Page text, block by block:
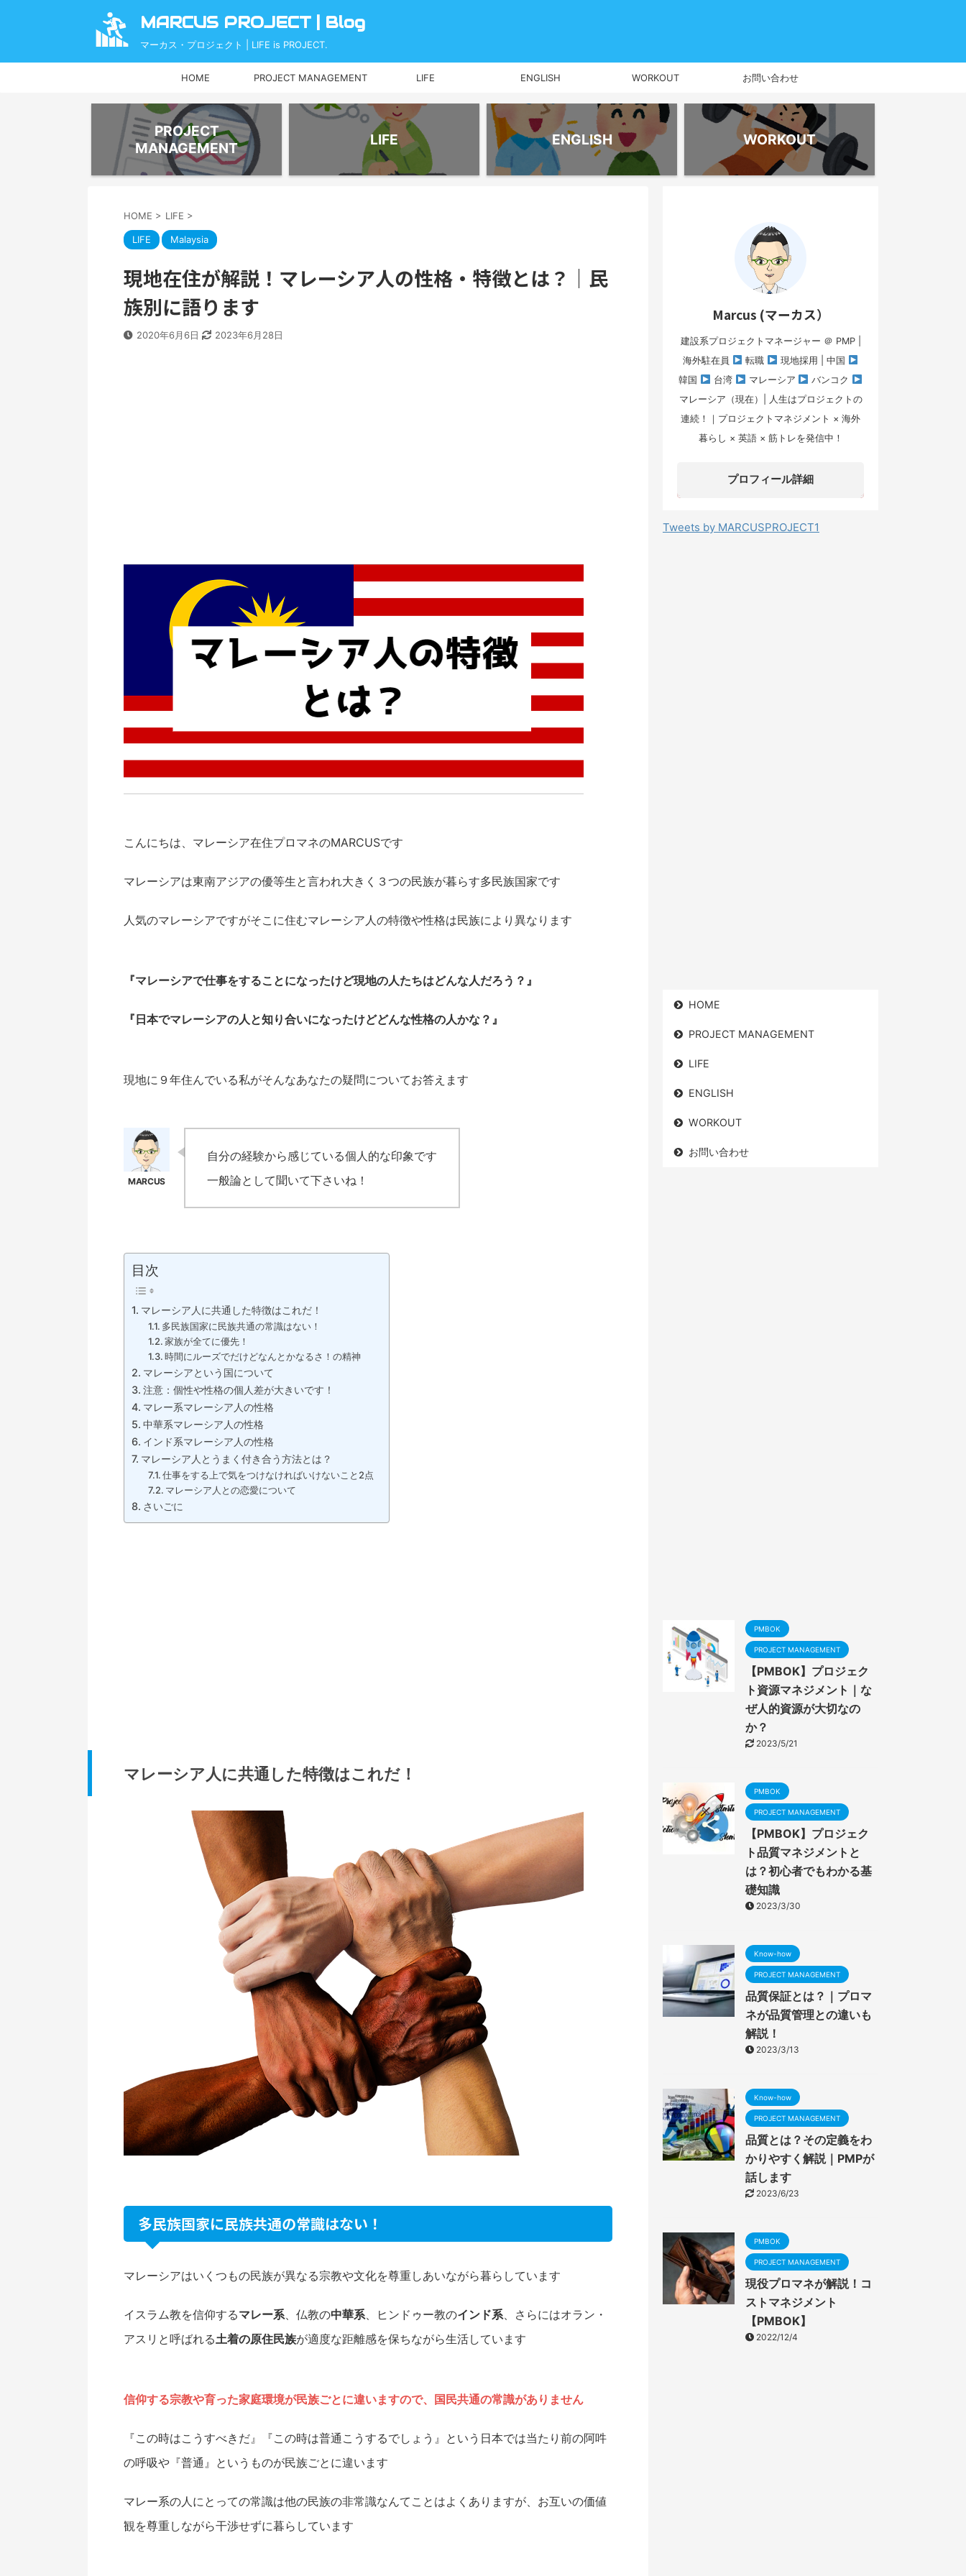
MARCUS PROJECT | Blog
マーカス・プロジェクト | LIFE is PROJECT.
HOME PROJECT MANAGEMENT LIFE ENGLISH WORKOUT お問い合わせ
PROJECT
MANAGEMENT
LIFE ENGLISH WORKOUT
HOME > LIFE >
LIFE Malaysia
現地在住が解説！マレーシア人の性格・特徴とは？｜民
族別に語ります
2020年6月6日 2023年6月28日
こんにちは、マレーシア在住プロマネのMARCUSです
マレーシアは東南アジアの優等生と言われ大きく３つの民族が暮らす多民族国家です
人気のマレーシアですがそこに住むマレーシア人の特徴や性格は民族により異なります
『マレーシアで仕事をすることになったけど現地の人たちはどんな人だろう？』
『日本でマレーシアの人と知り合いになったけどどんな性格の人かな？』
現地に９年住んでいる私がそんなあなたの疑問についてお答えます
自分の経験から感じている個人的な印象です
一般論として聞いて下さいね！
目次
マレーシア人に共通した特徴はこれだ！
多民族国家に民族共通の常識はない！
家族が全てに優先！
時間にルーズでだけどなんとかなるさ！の精神
マレーシアという国について
注意：個性や性格の個人差が大きいです！
マレー系マレーシア人の性格
中華系マレーシア人の性格
インド系マレーシア人の性格
マレーシア人とうまく付き合う方法とは？
仕事をする上で気をつけなければいけないこと2点
マレーシア人との恋愛について
さいごに
マレーシア人に共通した特徴はこれだ！
多民族国家に民族共通の常識はない！
マレーシアはいくつもの民族が異なる宗教や文化を尊重しあいながら暮らしています
イスラム教を信仰するマレー系、仏教の中華系、ヒンドゥー教のインド系、さらにはオラン・
アスリと呼ばれる土着の原住民族が適度な距離感を保ちながら生活しています
信仰する宗教や育った家庭環境が民族ごとに違いますので、国民共通の常識がありません
『この時はこうすべきだ』『この時は普通こうするでしょう』という日本では当たり前の阿吽
の呼吸や『普通』というものが民族ごとに違います
マレー系の人にとっての常識は他の民族の非常識なんてことはよくありますが、お互いの価値
観を尊重しながら干渉せずに暮らしています
Marcus (マーカス）
建設系プロジェクトマネージャー ＠ PMP |
海外駐在員
転職
現地採用 | 中国
韓国
台湾 マレーシア
バンコク
マレーシア（現在）| 人生はプロジェクトの
連続！｜プロジェクトマネジメント × 海外
暮らし × 英語 × 筋トレを発信中！
プロフィール詳細
Tweets by MARCUSPROJECT1
HOME
PROJECT MANAGEMENT
LIFE
ENGLISH
WORKOUT
お問い合わせ
PMBOK
PROJECT MANAGEMENT
【PMBOK】プロジェク
ト資源マネジメント｜な
ぜ人的資源が大切なの
か？
2023/5/21
PMBOK
PROJECT MANAGEMENT
【PMBOK】プロジェク
ト品質マネジメントと
は？初心者でもわかる基
礎知識
2023/3/30
Know-how
PROJECT MANAGEMENT
品質保証とは？｜プロマ
ネが品質管理との違いも
解説！
2023/3/13
Know-how
PROJECT MANAGEMENT
品質とは？その定義をわ
かりやすく解説｜PMPが
話します
2023/6/23
PMBOK
PROJECT MANAGEMENT
現役プロマネが解説！コ
ストマネジメント
【PMBOK】
2022/12/4